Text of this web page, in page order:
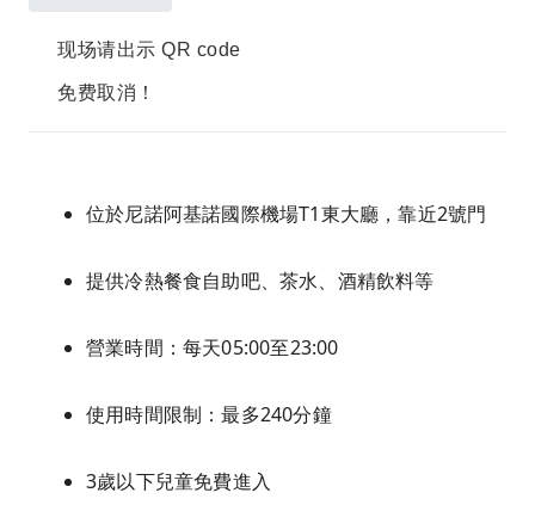
现场请出示 QR code
免费取消！
位於尼諾阿基諾國際機場T1東大廳，靠近2號門
提供冷熱餐食自助吧、茶水、酒精飲料等
營業時間：每天05:00至23:00
使用時間限制：最多240分鐘
3歲以下兒童免費進入